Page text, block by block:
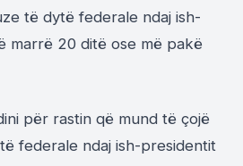
të dytë federale ndaj ish-
marrë 20 ditë ose më pakë
për rastin që mund të çojë
federale ndaj ish-presidentit